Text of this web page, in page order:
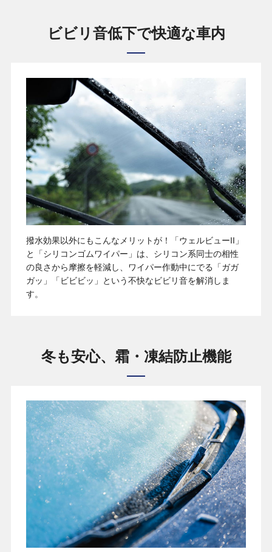
ビビリ音低下で快適な車内
撥水効果以外にもこんなメリットが！「ウェルビューII」
と「シリコンゴムワイパー」は、シリコン系同士の相性
の良さから摩擦を軽減し、ワイパー作動中にでる「ガガ
ガッ」「ビビビッ」という不快なビビリ音を解消しま
す。
冬も安心、霜・凍結防止機能